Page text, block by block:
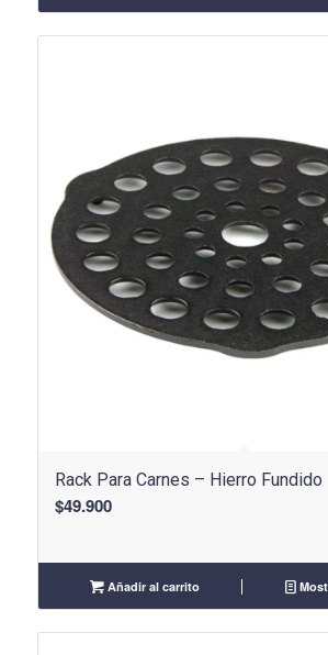
$666.900. $427.900.
Rack Para Carnes – Hierro Fundido
$49.900
Añadir al carrito